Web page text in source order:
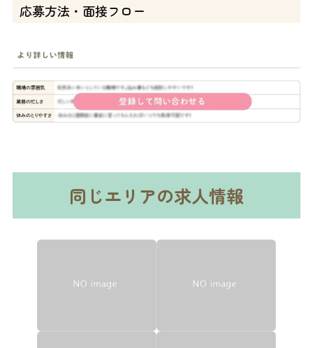
応募方法・面接フロー
同じエリアの求人情報